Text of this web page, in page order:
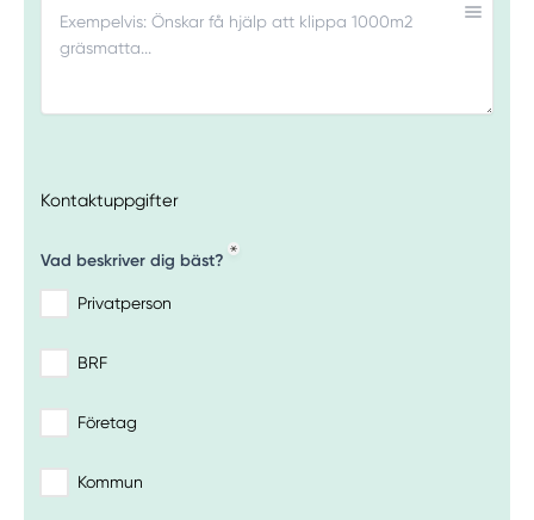
Kontaktuppgifter
Vad beskriver dig bäst?
Privatperson
BRF
Företag
Kommun